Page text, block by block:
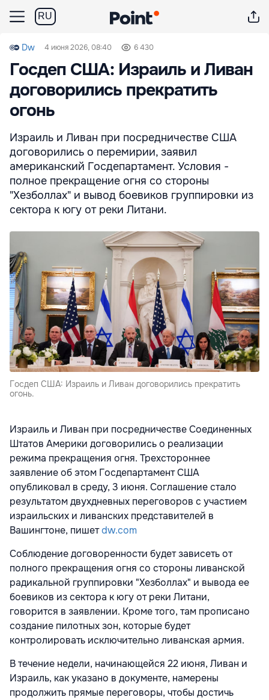
RU
Dw 4 июня 2026, 08:40 6 430
Госдеп США: Израиль и Ливан
договорились прекратить
огонь
Израиль и Ливан при посредничестве США
договорились о перемирии, заявил
американский Госдепартамент. Условия -
полное прекращение огня со стороны
"Хезболлах" и вывод боевиков группировки из
сектора к югу от реки Литани.
Госдеп США: Израиль и Ливан договорились прекратить
огонь.
Израиль и Ливан при посредничестве Соединенных
Штатов Америки договорились о реализации
режима прекращения огня. Трехстороннее
заявление об этом Госдепартамент США
опубликовал в среду, 3 июня. Соглашение стало
результатом двухдневных переговоров с участием
израильских и ливанских представителей в
Вашингтоне, пишетdw.com
Соблюдение договоренности будет зависеть от
полного прекращения огня со стороны ливанской
радикальной группировки "Хезболлах" и вывода ее
боевиков из сектора к югу от реки Литани,
говорится в заявлении. Кроме того, там прописано
создание пилотных зон, которые будет
контролировать исключительно ливанская армия.
В течение недели, начинающейся 22 июня, Ливан и
Израиль, как указано в документе, намерены
продолжить прямые переговоры, чтобы достичь